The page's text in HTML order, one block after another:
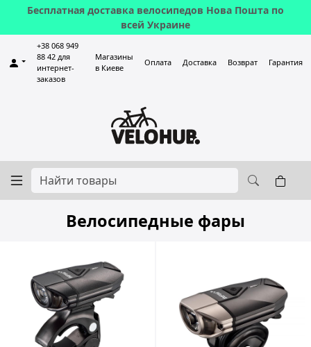
Бесплатная доставка велосипедов Нова Пошта по
всей Украине
+38 068 949
88 42 для
интернет-
заказов
Магазины
в Киеве
Оплата Доставка Возврат Гарантия
Велосипедные фары